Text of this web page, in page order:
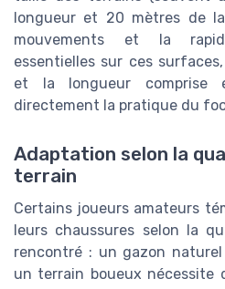
longueur et 20 mètres de
mouvements et la
essentielles sur ces
et la longueur comprise
directement la pratique du
Adaptation selon la
terrain
Certains joueurs amateurs
leurs chaussures selon la
rencontré : un gazon
un terrain boueux nécessite